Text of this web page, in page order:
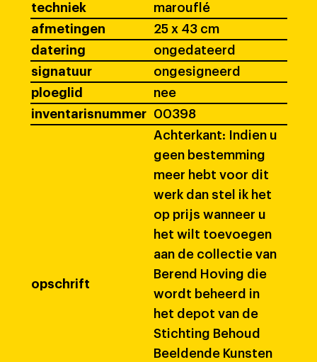
techniek
marouflé
afmetingen
25 x 43 cm
datering
ongedateerd
signatuur
ongesigneerd
ploeglid
nee
inventarisnummer
00398
opschrift
Achterkant: Indien u
geen bestemming
meer hebt voor dit
werk dan stel ik het
op prijs wanneer u
het wilt toevoegen
aan de collectie van
Berend Hoving die
wordt beheerd in
het depot van de
Stichting Behoud
Beeldende Kunsten